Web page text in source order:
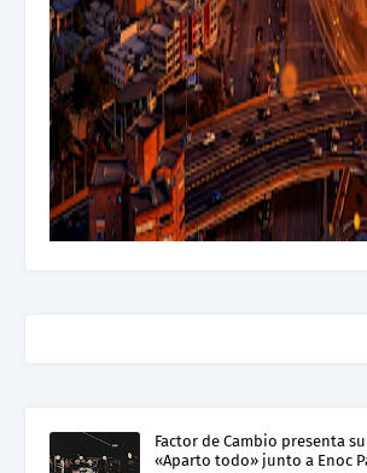
Factor de Cambio presenta
«Aparto todo» junto a Enoc